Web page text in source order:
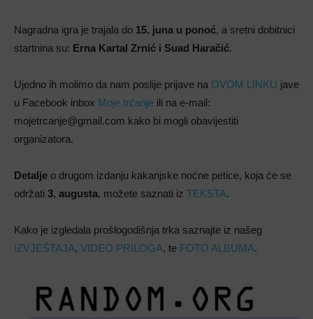
Nagradna igra je trajala do 15. juna u ponoć, a sretni dobitnici
startnina su: Erna Kartal Zrnić i Suad Haračić.
Ujedno ih molimo da nam poslije prijave na OVOM LINKU jave
u Facebook inbox Moje trčanje ili na e-mail:
mojetrcanje@gmail.com kako bi mogli obavijestiti
organizatora.
Detalje o drugom izdanju kakanjske noćne petice, koja će se
održati 3. augusta, možete saznati iz TEKSTA.
Kako je izgledala prošlogodišnja trka saznajte iz našeg
IZVJEŠTAJA, VIDEO PRILOGA, te FOTO ALBUMA.